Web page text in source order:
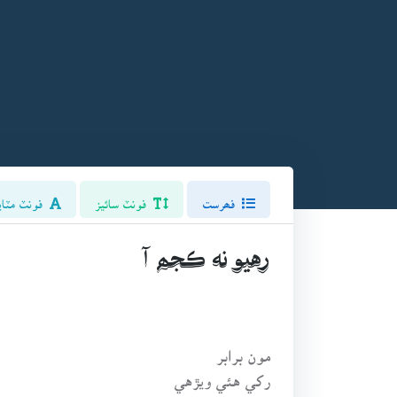
فونٽ سائيز فونٽ
رهيو نه ڪجھ آ
مون برابر
رکي هئي ويڙهي